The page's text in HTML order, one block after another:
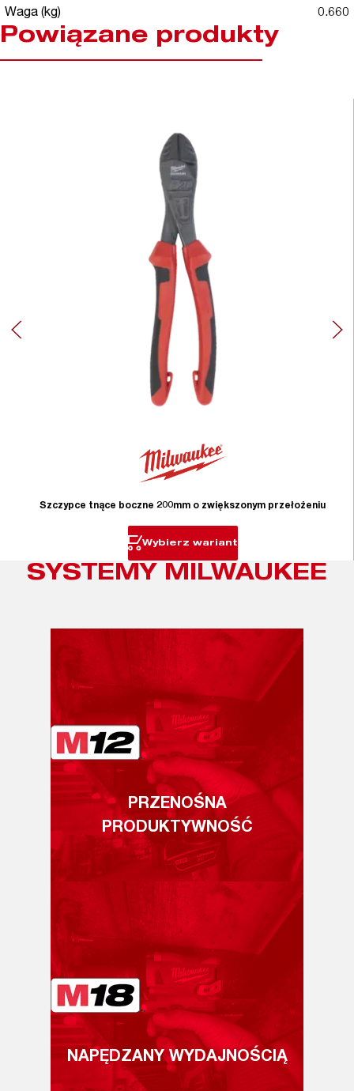
Waga (kg) 0.660
Powiązane produkty
Szczypce tnące boczne 200mm o zwiększonym przełożeniu
Wybierz wariant
SYSTEMY MILWAUKEE
PRZENOŚNA
PRODUKTYWNOŚĆ
NAPĘDZANY WYDAJNOŚCIĄ